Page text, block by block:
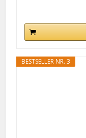
BESTSELLER NR. 3